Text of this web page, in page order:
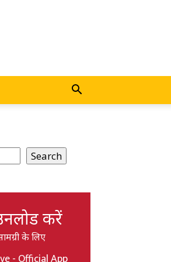
Search
करें
के लिए